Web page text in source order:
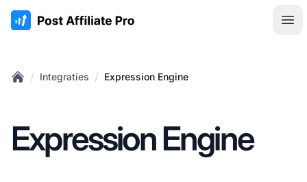
:site.title
/ Integraties / Expression Engine
Expression Engine